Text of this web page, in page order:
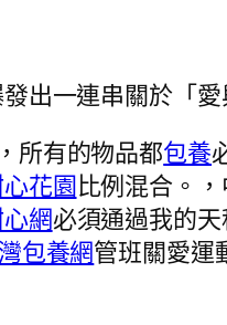
出一連串關於「
所有的物品都包養
花園比例混合。
網必須通過我的
包養網管班關愛運